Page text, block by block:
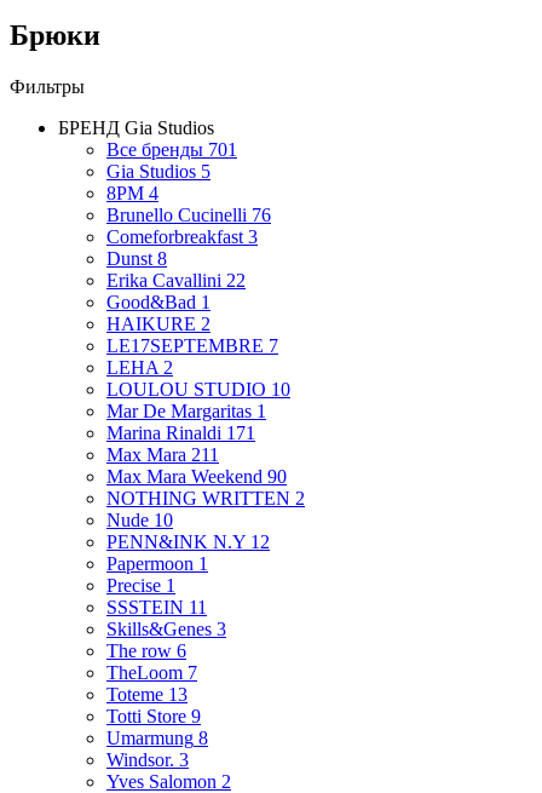
Брюки
Фильтры
БРЕНД Gia Studios
Все бренды 701
Gia Studios 5
8PM 4
Brunello Cucinelli 76
Comeforbreakfast 3
Dunst 8
Erika Cavallini 22
Good&Bad 1
HAIKURE 2
LE17SEPTEMBRE 7
LEHA 2
LOULOU STUDIO 10
Mar De Margaritas 1
Marina Rinaldi 171
Max Mara 211
Max Mara Weekend 90
NOTHING WRITTEN 2
Nude 10
PENN&INK N.Y 12
Papermoon 1
Precise 1
SSSTEIN 11
Skills&Genes 3
The row 6
TheLoom 7
Toteme 13
Totti Store 9
Umarmung 8
Windsor. 3
Yves Salomon 2